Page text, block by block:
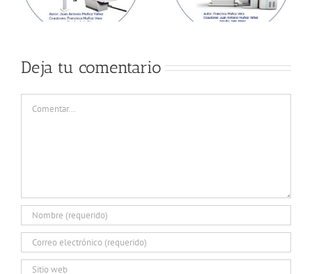
Deja tu comentario
Comentar